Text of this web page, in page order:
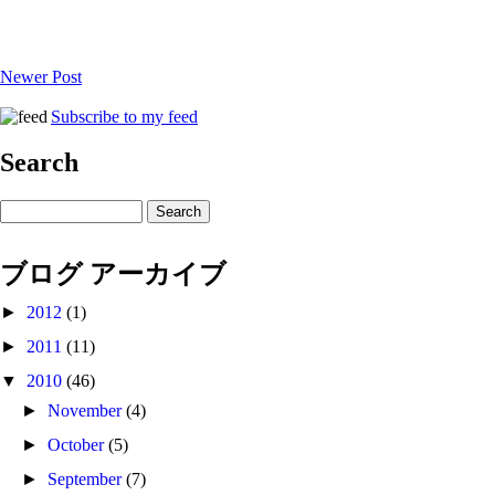
Newer Post
Subscribe to my feed
Search
ブログ アーカイブ
► 2012 (1)
► 2011 (11)
▼
2010 (46)
►November (4)
►October (5)
► September (7)